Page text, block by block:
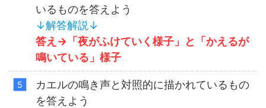
いるものを答えよう
↓解答解説↓
答え→「夜がふけていく様子」と「かえるが
鳴いている」様子
カエルの鳴き声と対照的に描かれているもの
を答えよう